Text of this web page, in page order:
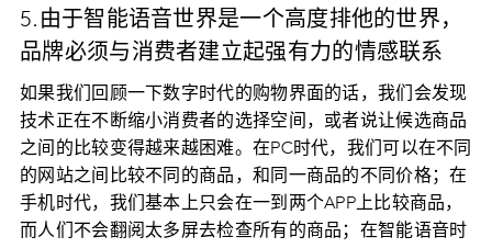
5.由于智能语音世界是一个高度排他的世界，
品牌必须与消费者建立起强有力的情感联系
如果我们回顾一下数字时代的购物界面的话，我们会发现
技术正在不断缩小消费者的选择空间，或者说让候选商品
之间的比较变得越来越困难。在PC时代，我们可以在不同
的网站之间比较不同的商品，和同一商品的不同价格；在
手机时代，我们基本上只会在一到两个APP上比较商品，
而人们不会翻阅太多屏去检查所有的商品；在智能语音时